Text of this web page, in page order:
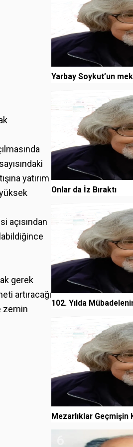
yatırım
açısından
gerek
artıracağı
zemin
Yarbay Soykut’un
Onlar da İz Bıraktı
102. Yılda
Mezarlıklar Geçmişin